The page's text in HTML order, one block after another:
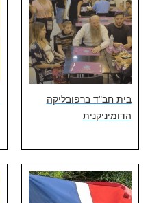
בית חב"ד ברפובליקה
הדומיניקנית